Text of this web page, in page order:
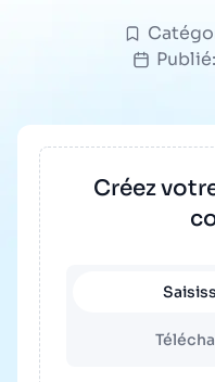
Publié:
Créez